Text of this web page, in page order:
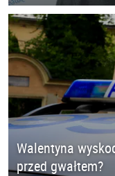
Walentyna
przed gwałtem?